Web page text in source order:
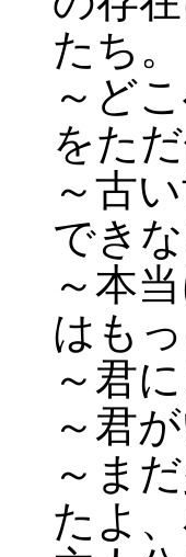
たち。
～ど
をた
～古
でき
～本
はも
～君
～君
～ま
たよ